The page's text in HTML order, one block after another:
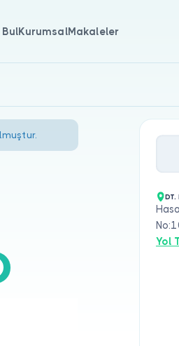
KurumsalMakaleler
DT.
Yol